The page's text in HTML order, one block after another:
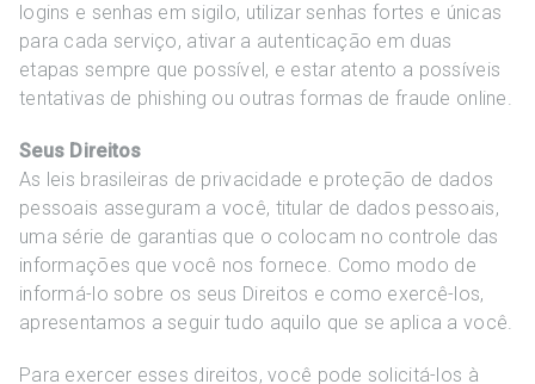
logins e senhas em sigilo, utilizar senhas fortes e únicas
para cada serviço, ativar a autenticação em duas
etapas sempre que possível, e estar atento a possíveis
tentativas de phishing ou outras formas de fraude online.
Seus Direitos
As leis brasileiras de privacidade e proteção de dados
pessoais asseguram a você, titular de dados pessoais,
uma série de garantias que o colocam no controle das
informações que você nos fornece. Como modo de
informá-lo sobre os seus Direitos e como exercê-los,
apresentamos a seguir tudo aquilo que se aplica a você.
Para exercer esses direitos, você pode solicitá-los à